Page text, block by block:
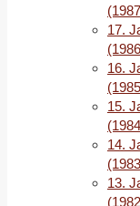
17.
16.
15.
14.
13.